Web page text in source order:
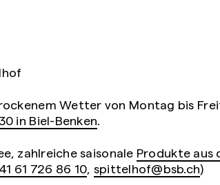
Wetter von Montag bis
in Biel-Benken
zahlreiche saisonale Produkte aus
61 726 86 10 spittelhof@bsb.ch)